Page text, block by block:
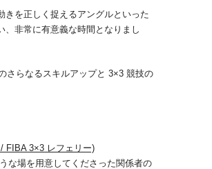
を正しく捉えるアングルといった
非常に有意義な時間となりまし
さらなるスキルアップと 3×3 競技の
FIBA 3×3 レフェリー)
な場を用意してくださった関係者の